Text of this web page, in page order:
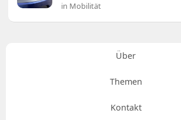
in Mobilität
Über
Themen
Kontakt